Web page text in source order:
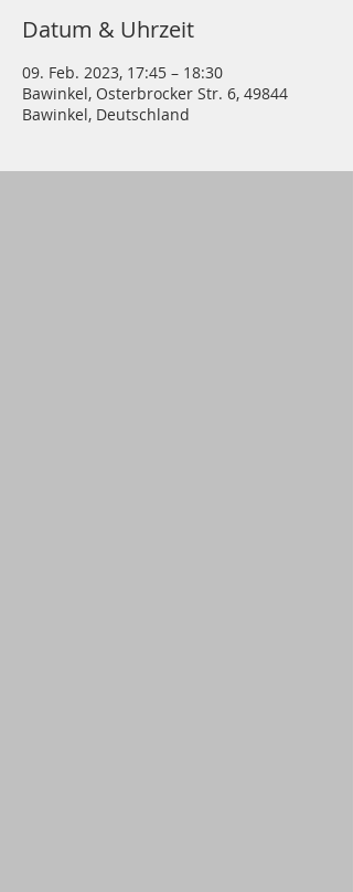
Datum & Uhrzeit
09. Feb. 2023, 17:45 – 18:30
Bawinkel, Osterbrocker Str. 6, 49844
Bawinkel, Deutschland